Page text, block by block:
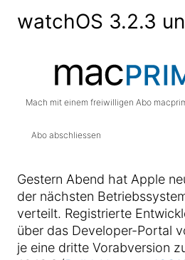
watchOS 3.2.3
Mach mit einem freiwilligen Abo
Abo abschliessen
Gestern Abend hat Apple
der nächsten
verteilt. Registrierte
über das Developer-Portal
je eine dritte Vorabversion